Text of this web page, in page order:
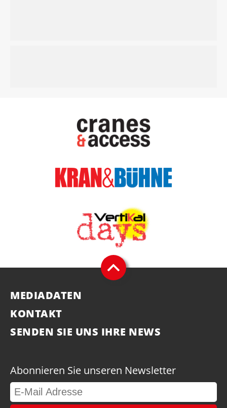
MEDIADATEN
KONTAKT
SENDEN SIE UNS IHRE NEWS
Abonnieren Sie unseren Newsletter